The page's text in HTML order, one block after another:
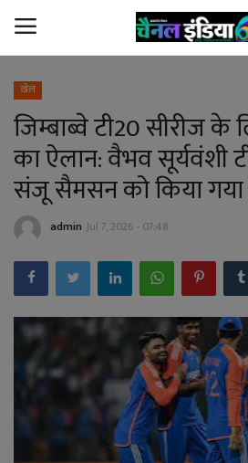
Home
Contact Us
छत्तीसगढ़
देश
विदेश
खेल
राजनीति
खेल
जिम्बाब्वे टी20 सीरीज के
का ऐलान: वैभव सूर्यवंशी
संजू सैमसन को किया गया
admin Jul 7, 2026 - 07:48